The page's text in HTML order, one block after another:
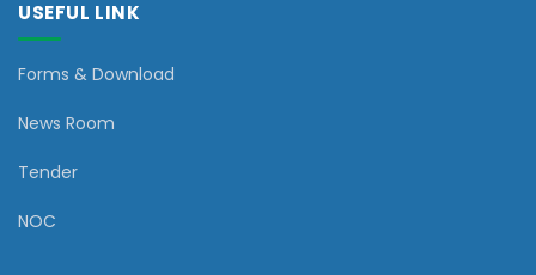
USEFUL LINK
Forms & Download
News Room
Tender
NOC